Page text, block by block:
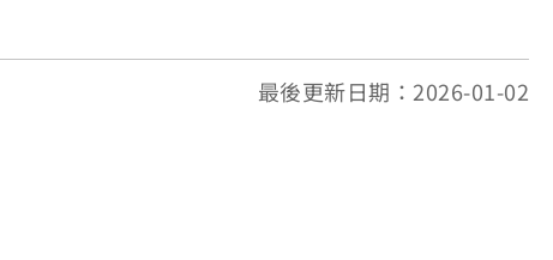
最後更新日期：2026-01-02